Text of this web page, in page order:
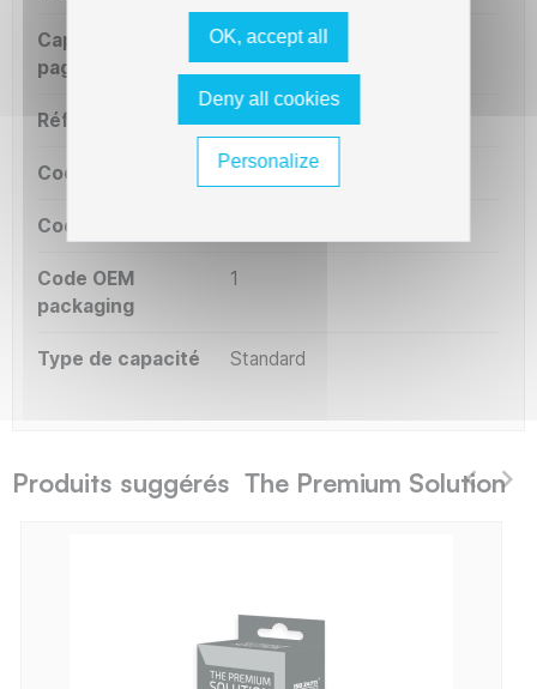
Capacité OEM
pages
140 pages
Référence OEM T0530
Code court DS1CL
Code série
Code OEM
packaging
1
Type de capacité Standard
Produits suggérés The Premium Solution
OK, accept all
Deny all cookies
Personalize